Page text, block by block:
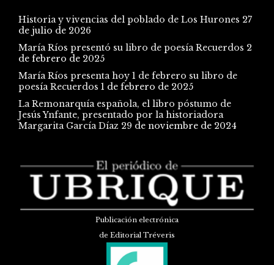
Historia y vivencias del poblado de Los Hurones 27
de julio de 2026
María Ríos presentó su libro de poesía Recuerdos 2
de febrero de 2025
María Ríos presenta hoy 1 de febrero su libro de
poesía Recuerdos 1 de febrero de 2025
La Remonarquía española, el libro póstumo de
Jesús Ynfante, presentado por la historiadora
Margarita García Díaz 29 de noviembre de 2024
Publicación electrónica
de Editorial Tréveris